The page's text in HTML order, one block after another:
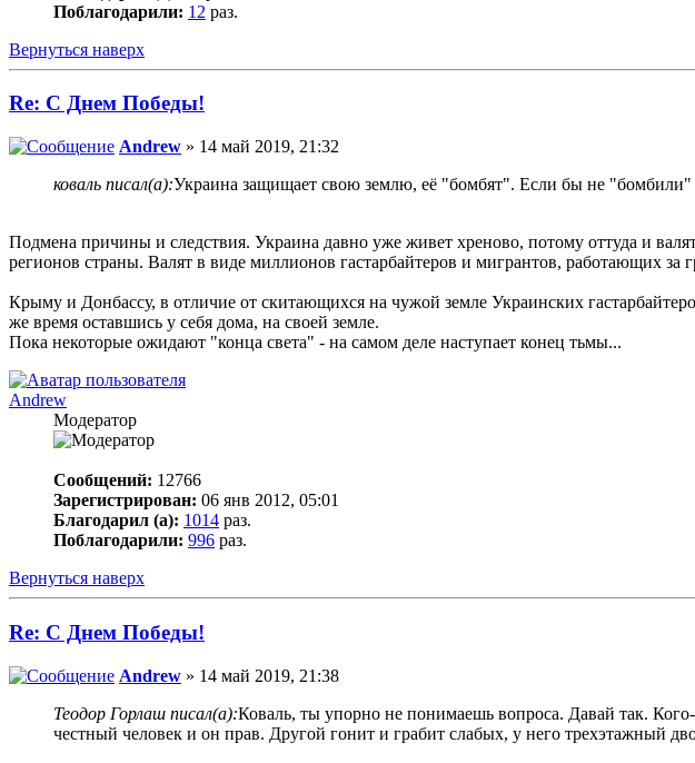
Поблагодарили: 12 раз.
Вернуться наверх
Re: С Днем Победы!
Andrew » 14 май 2019, 21:32
коваль писал(а):Украина защищает свою землю, её "бомбят". Если бы не
Подмена причины и следствия. Украина давно уже живет хреново, потому оттуда и
регионов страны. Валят в виде миллионов гастарбайтеров и мигрантов, работающих за
Крыму и Донбассу, в отличие от скитающихся на чужой земле Украинских
же время оставшись у себя дома, на своей земле.
Пока некоторые ожидают "конца света" - на самом деле наступает конец тьмы...
Andrew
Модератор
Сообщений: 12766
Зарегистрирован: 06 янв 2012, 05:01
Благодарил (а): 1014 раз.
Поблагодарили: 996 раз.
Вернуться наверх
Re: С Днем Победы!
Andrew » 14 май 2019, 21:38
Теодор Горлаш писал(а):Коваль, ты упорно не понимаешь вопроса. Давай так.
честный человек и он прав. Другой гонит и грабит слабых, у него трехэтажный